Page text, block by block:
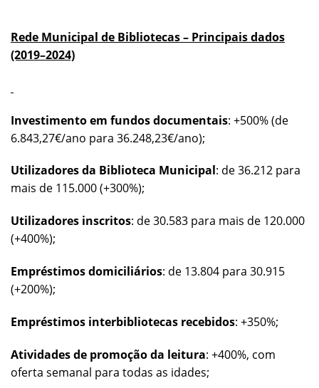
Rede Municipal de Bibliotecas – Principais dados
(2019–2024)
Investimento em fundos documentais: +500% (de
6.843,27€/ano para 36.248,23€/ano);
Utilizadores da Biblioteca Municipal: de 36.212 para
mais de 115.000 (+300%);
Utilizadores inscritos: de 30.583 para mais de 120.000
(+400%);
Empréstimos domiciliários: de 13.804 para 30.915
(+200%);
Empréstimos interbibliotecas recebidos: +350%;
Atividades de promoção da leitura: +400%, com
oferta semanal para todas as idades;